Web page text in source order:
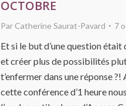
OCTOBRE
Par Catherine Saurat-Pavard 7
Et si le but d’une question était
et créer plus de possibilités
t’enfermer dans une réponse ?!
cette conférence d’1 heure